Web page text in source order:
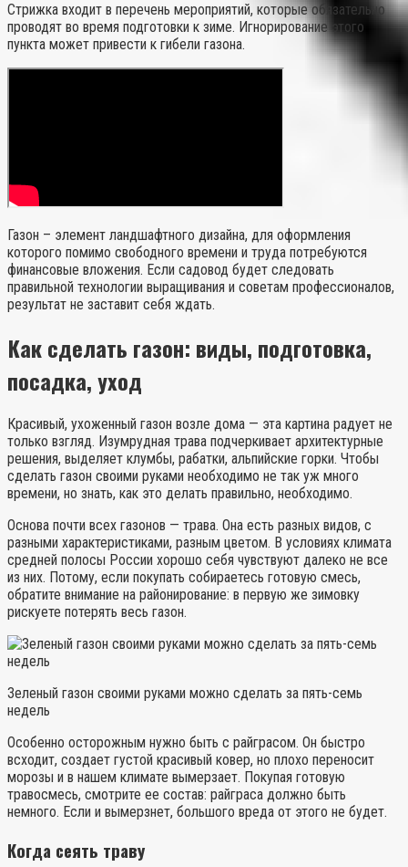
Стрижка входит в перечень мероприятий, которые обязательно
проводят во время подготовки к зиме. Игнорирование этого
пункта может привести к гибели газона.
Газон – элемент ландшафтного дизайна, для оформления
которого помимо свободного времени и труда потребуются
финансовые вложения. Если садовод будет следовать
правильной технологии выращивания и советам профессионалов,
результат не заставит себя ждать.
Как сделать газон: виды, подготовка,
посадка, уход
Красивый, ухоженный газон возле дома — эта картина радует не
только взгляд. Изумрудная трава подчеркивает архитектурные
решения, выделяет клумбы, рабатки, альпийские горки. Чтобы
сделать газон своими руками необходимо не так уж много
времени, но знать, как это делать правильно, необходимо.
Основа почти всех газонов — трава. Она есть разных видов, с
разными характеристиками, разным цветом. В условиях климата
средней полосы России хорошо себя чувствуют далеко не все
из них. Потому, если покупать собираетесь готовую смесь,
обратите внимание на районирование: в первую же зимовку
рискуете потерять весь газон.
Зеленый газон своими руками можно сделать за пять-семь
недель
Особенно осторожным нужно быть с райграсом. Он быстро
всходит, создает густой красивый ковер, но плохо переносит
морозы и в нашем климате вымерзает. Покупая готовую
травосмесь, смотрите ее состав: райграса должно быть
немного. Если и вымерзнет, большого вреда от этого не будет.
Когда сеять траву